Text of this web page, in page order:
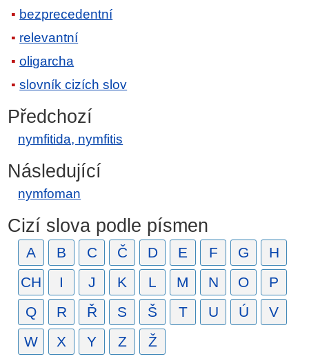
bezprecedentní
relevantní
oligarcha
slovník cizích slov
Předchozí
nymfitida, nymfitis
Následující
nymfoman
Cizí slova podle písmen
A B C Č D E F G
H
CH
I J K L M N O
P
Q
R Ř S Š T U Ú
V
W
X Y Z Ž